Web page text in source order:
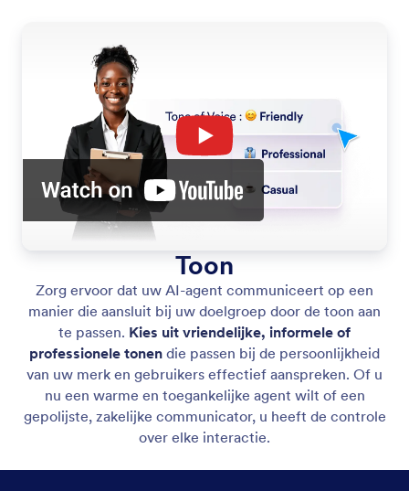
Toon
Zorg ervoor dat uw AI-agent communiceert op een
manier die aansluit bij uw doelgroep door de toon aan
te passen. Kies uit vriendelijke, informele of
professionele tonen die passen bij de persoonlijkheid
van uw merk en gebruikers effectief aanspreken. Of u
nu een warme en toegankelijke agent wilt of een
gepolijste, zakelijke communicator, u heeft de controle
over elke interactie.